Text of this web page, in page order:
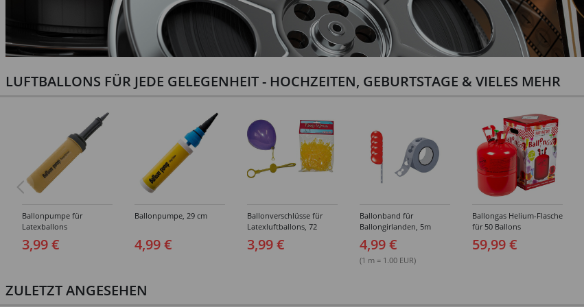
LUFTBALLONS FÜR JEDE GELEGENHEIT - HOCHZEITEN, GEBURTSTAGE & VIELES MEHR
Ballonpumpe für
Latexballons
3,99 €
Ballonpumpe, 29 cm
4,99 €
Ballonverschlüsse für
Latexluftballons, 72
Stück
3,99 €
Ballonband für
Ballongirlanden, 5m
Deko-Band aus PVC
4,99 €
(1 m = 1.00 EUR)
Ballongas Helium-Flasche
für 50 Ballons
59,99 €
ZULETZT ANGESEHEN